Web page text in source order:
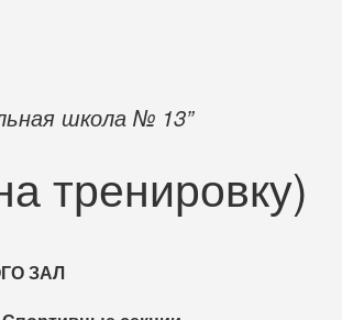
школа № 13”
тренировку)
ЗАЛ